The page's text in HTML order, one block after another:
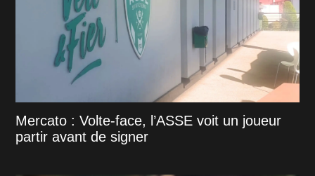
Mercato : Volte-face, l’ASSE voit un joueur
partir avant de signer